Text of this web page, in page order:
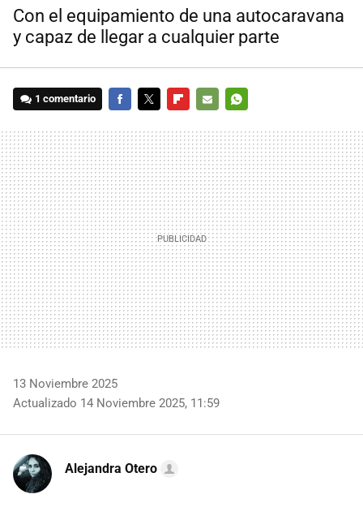
Con el equipamiento de una autocaravana
y capaz de llegar a cualquier parte
1 comentario
MAIL
13 Noviembre 2025
Actualizado 14 Noviembre 2025, 11:59
Alejandra Otero